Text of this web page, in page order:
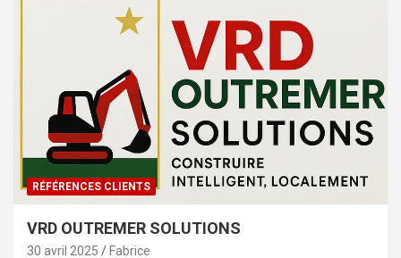
RÉFÉRENCES CLIENTS
VRD OUTREMER SOLUTIONS
30 avril 2025 Fabrice